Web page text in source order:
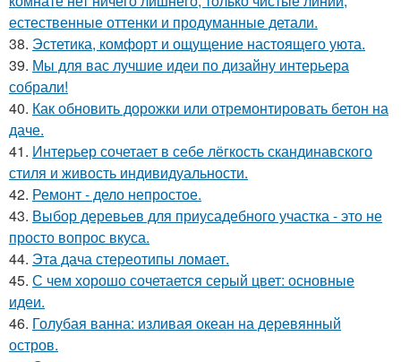
естественные оттенки и продуманные детали.
38. Эстетика, комфорт и ощущение настоящего уюта.
39. Мы для вас лучшие идеи по дизайну интерьера
собрали!
40. Как обновить дорожки или отремонтировать бетон на
даче.
41. Интерьер сочетает в себе лёгкость скандинавского
стиля и живость индивидуальности.
42. Ремонт - дело непростое.
43. Выбор деревьев для приусадебного участка - это не
просто вопрос вкуса.
44. Эта дача стереотипы ломает.
45. С чем хорошо сочетается серый цвет: основные
идеи.
46. Голубая ванна: изливая океан на деревянный
остров.